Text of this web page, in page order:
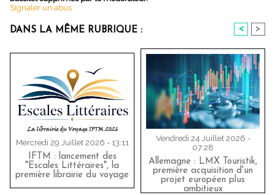
Signaler un abus
DANS LA MÊME RUBRIQUE : < >
Mercredi 29 Juillet 2026 - 13:11
IFTM : lancement des
"Escales Littéraires", la
première librairie du voyage
Vendredi 24 Juillet 2026 -
07:28
Allemagne : LMX Touristik,
première acquisition d'un
projet européen plus
ambitieux